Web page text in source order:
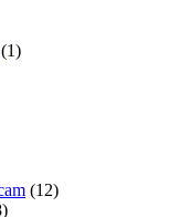
(1)
(12)